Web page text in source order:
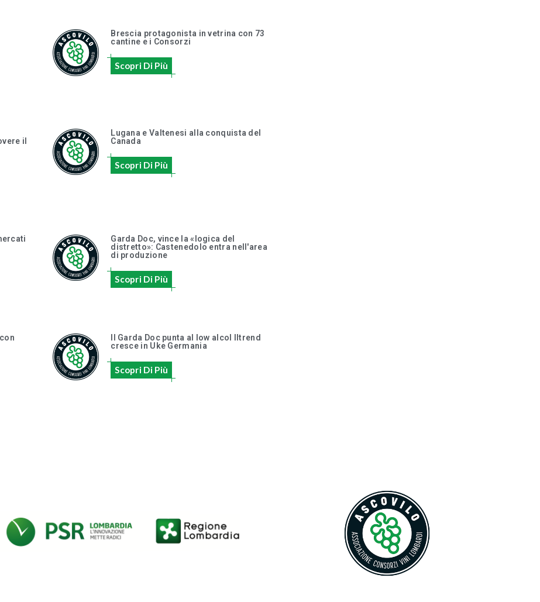
Brescia protagonista in vetrina con 73
cantine e i Consorzi
Scopri Di Più
il
Lugana e Valtenesi alla conquista del
Canada
Scopri Di Più
Garda Doc, vince la «logica del
distretto»: Castenedolo entra nell'area
di produzione
Scopri Di Più
Il Garda Doc punta al low alcol Iltrend
cresce in Uke Germania
Scopri Di Più